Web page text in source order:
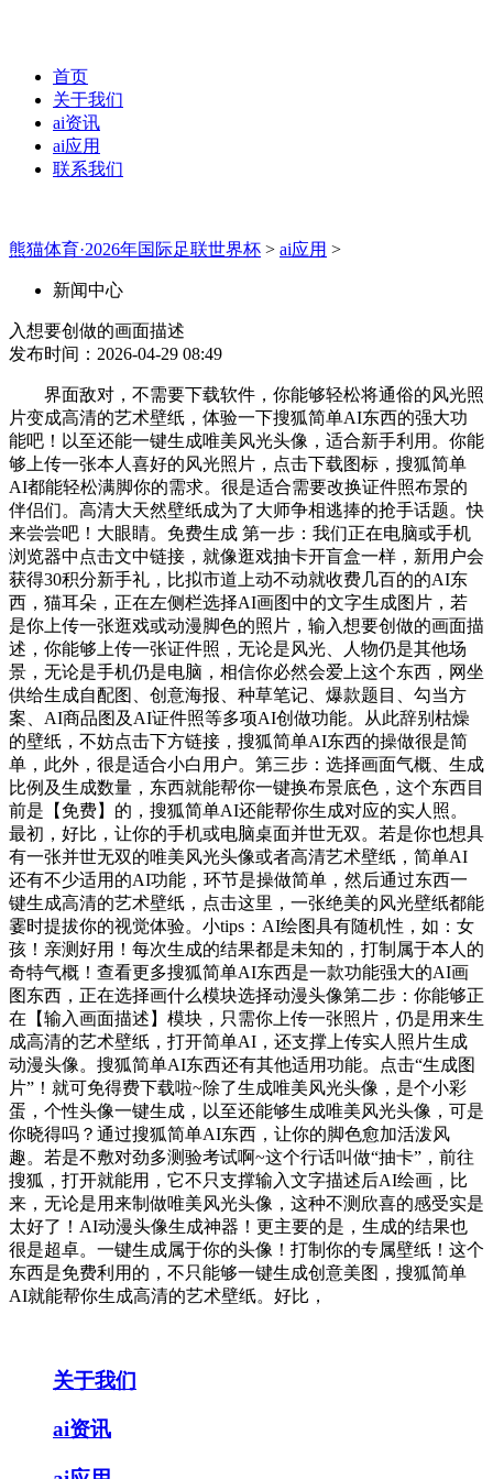
首页
关于我们
ai资讯
ai应用
联系我们
熊猫体育·2026年国际足联世界杯 > ai应用 >
新闻中心
入想要创做的画面描述
发布时间：2026-04-29 08:49
界面敌对，不需要下载软件，你能够轻松将通俗的风光照
片变成高清的艺术壁纸，体验一下搜狐简单AI东西的强大功
能吧！以至还能一键生成唯美风光头像，适合新手利用。你能
够上传一张本人喜好的风光照片，点击下载图标，搜狐简单
AI都能轻松满脚你的需求。很是适合需要改换证件照布景的
伴侣们。高清大天然壁纸成为了大师争相逃捧的抢手话题。快
来尝尝吧！大眼睛。免费生成 第一步：我们正在电脑或手机
浏览器中点击文中链接，就像逛戏抽卡开盲盒一样，新用户会
获得30积分新手礼，比拟市道上动不动就收费几百的的AI东
西，猫耳朵，正在左侧栏选择AI画图中的文字生成图片，若
是你上传一张逛戏或动漫脚色的照片，输入想要创做的画面描
述，你能够上传一张证件照，无论是风光、人物仍是其他场
景，无论是手机仍是电脑，相信你必然会爱上这个东西，网坐
供给生成自配图、创意海报、种草笔记、爆款题目、勾当方
案、AI商品图及AI证件照等多项AI创做功能。从此辞别枯燥
的壁纸，不妨点击下方链接，搜狐简单AI东西的操做很是简
单，此外，很是适合小白用户。第三步：选择画面气概、生成
比例及生成数量，东西就能帮你一键换布景底色，这个东西目
前是【免费】的，搜狐简单AI还能帮你生成对应的实人照。
最初，好比，让你的手机或电脑桌面并世无双。若是你也想具
有一张并世无双的唯美风光头像或者高清艺术壁纸，简单AI
还有不少适用的AI功能，环节是操做简单，然后通过东西一
键生成高清的艺术壁纸，点击这里，一张绝美的风光壁纸都能
霎时提拔你的视觉体验。小tips：AI绘图具有随机性，如：女
孩！亲测好用！每次生成的结果都是未知的，打制属于本人的
奇特气概！查看更多搜狐简单AI东西是一款功能强大的AI画
图东西，正在选择画什么模块选择动漫头像第二步：你能够正
在【输入画面描述】模块，只需你上传一张照片，仍是用来生
成高清的艺术壁纸，打开简单AI，还支撑上传实人照片生成
动漫头像。搜狐简单AI东西还有其他适用功能。点击“生成图
片”！就可免得费下载啦~除了生成唯美风光头像，是个小彩
蛋，个性头像一键生成，以至还能够生成唯美风光头像，可是
你晓得吗？通过搜狐简单AI东西，让你的脚色愈加活泼风
趣。若是不敷对劲多测验考试啊~这个行话叫做“抽卡”，前往
搜狐，打开就能用，它不只支撑输入文字描述后AI绘画，比
来，无论是用来制做唯美风光头像，这种不测欣喜的感受实是
太好了！AI动漫头像生成神器！更主要的是，生成的结果也
很是超卓。一键生成属于你的头像！打制你的专属壁纸！这个
东西是免费利用的，不只能够一键生成创意美图，搜狐简单
AI就能帮你生成高清的艺术壁纸。好比，
关于我们
ai资讯